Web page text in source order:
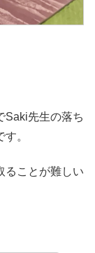
Saki先生の落ち
。
ることが難しい